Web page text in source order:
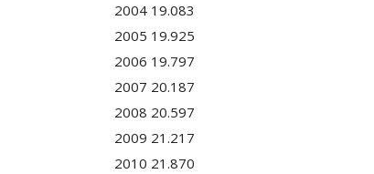
2004 19.083
2005 19.925
2006 19.797
2007 20.187
2008 20.597
2009 21.217
2010 21.870